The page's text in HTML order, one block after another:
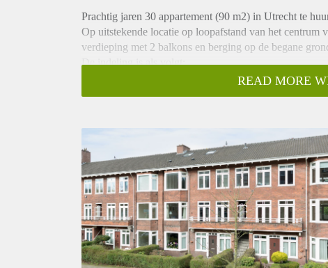
Prachtig jaren 30 appartement (90 m2) in Utrecht te
Op uitstekende locatie op loopafstand van het centrum
verdieping met 2 balkons en berging op de begane
De indeling is als volgt:
Entree/hal met meterkast, badkamer met douche en
De woonkamer en-suite met open eetkeuken is in
voorzijde en dubbele openslaande deuren naar het
Keuken ca. 3.26 x 1.79 m.
Het geheel is voorzien van geïsoleerd dubbel glas.
lood, kamers met originele schouw.
Huur bedraagt 1395 euro p/m exclusief (geen
een berichtje.
Alleen voor (werkende) samenwoners/stellen.
Geen studenten!
READ MORE